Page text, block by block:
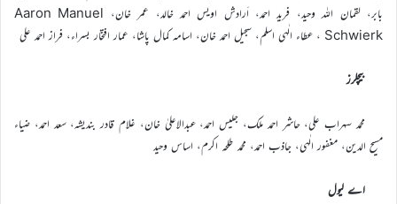
بابر، لقمان اللہ وحید، فرید احمد، اَرادش اویس احمد خالد، عمر خان، Aaron Manuel
Schwierk ، عطاء الٰہی اسلم، سجیل احمد خان، اسامہ کمال پاشا، عمار افتخار بسراء، فراز احمد علی
بیچلرز
محمد سہراب علی، حاشر احمد ملک، جلیس احمد، عبدالاعلیٰ خان، غلام قادر بندیشہ، سعد احمد، ضیاء
مسیح الدین، مغفور الٰہی، جاذب احمد، محمد طلحہ اکرم، اساس وحید
اے لیول